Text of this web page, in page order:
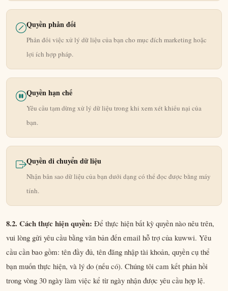
Quyền phản đối
Phản đối việc xử lý dữ liệu của bạn cho mục đích marketing hoặc
lợi ích hợp pháp.
Quyền hạn chế
Yêu cầu tạm dừng xử lý dữ liệu trong khi xem xét khiếu nại của
bạn.
Quyền di chuyển dữ liệu
Nhận bản sao dữ liệu của bạn dưới dạng có thể đọc được bằng máy
tính.
8.2. Cách thực hiện quyền: Để thực hiện bất kỳ quyền nào nêu trên,
vui lòng gửi yêu cầu bằng văn bản đến email hỗ trợ của kuwwi. Yêu
cầu cần bao gồm: tên đầy đủ, tên đăng nhập tài khoản, quyền cụ thể
bạn muốn thực hiện, và lý do (nếu có). Chúng tôi cam kết phản hồi
trong vòng 30 ngày làm việc kể từ ngày nhận được yêu cầu hợp lệ.